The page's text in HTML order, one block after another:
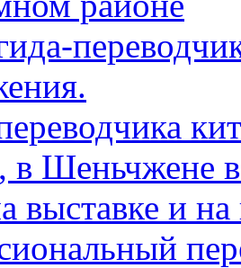
в Шеньчжене
выставке и